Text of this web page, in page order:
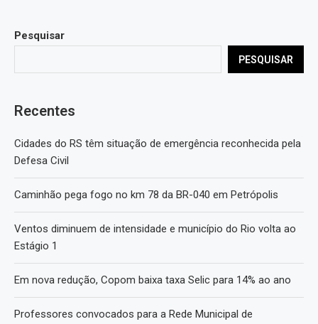
Pesquisar
PESQUISAR
Recentes
Cidades do RS têm situação de emergência reconhecida pela
Defesa Civil
Caminhão pega fogo no km 78 da BR-040 em Petrópolis
Ventos diminuem de intensidade e município do Rio volta ao
Estágio 1
Em nova redução, Copom baixa taxa Selic para 14% ao ano
Professores convocados para a Rede Municipal de